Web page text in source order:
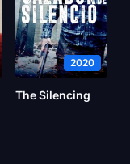
2020
The Silencing